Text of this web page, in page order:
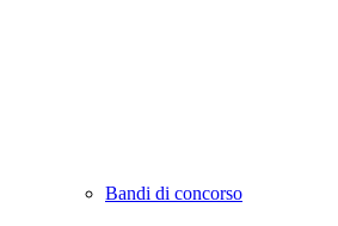
Bandi di concorso